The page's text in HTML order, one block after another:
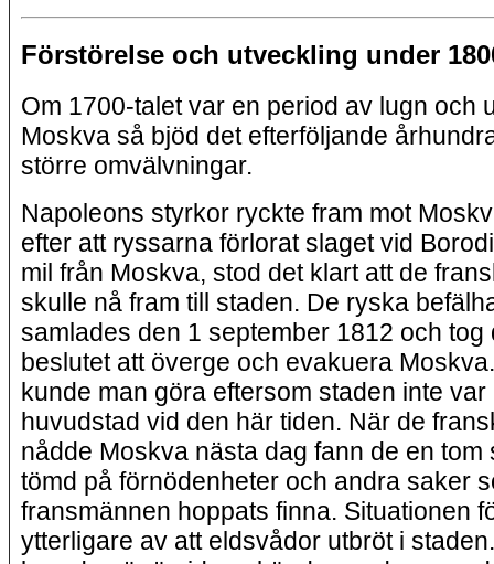
Förstörelse och utveckling under
Om 1700-talet var en period av lugn och
Moskva så bjöd det efterföljande
större omvälvningar.
Napoleons styrkor ryckte fram mot
efter att ryssarna förlorat slaget vid
mil från Moskva, stod det klart att de
skulle nå fram till staden. De ryska
samlades den 1 september 1812 och tog
beslutet att överge och evakuera
kunde man göra eftersom staden inte var
huvudstad vid den här tiden. När de
nådde Moskva nästa dag fann de en tom
tömd på förnödenheter och andra saker
fransmännen hoppats finna. Situationen
ytterligare av att eldsvådor utbröt i